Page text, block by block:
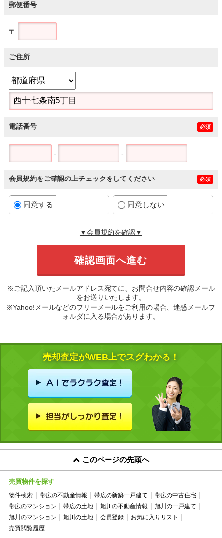
郵便番号
〒
ご住所
電話番号 必須
- -
会員規約をご確認の上チェックをしてください 必須
同意する 同意しない
▼会員規約を確認▼
※ご記入頂いたメールアドレス宛てに、お問合せ内容の確認メール
をお送りいたします。
※Yahoo!メールなどのフリーメールをご利用の場合、迷惑メールフ
ォルダに入る場合があります。
売却査定がWEB上でスグわかる！
このページの先頭へ
売買物件を探す
物件検索 帯広の不動産情報 帯広の新築一戸建て
帯広の中古住宅
帯広のマンション
帯広の土地 旭川の不動産情報
旭川の一戸建て
旭川のマンション
旭川の土地 会員登録
お気に入りリスト
売買閲覧履歴